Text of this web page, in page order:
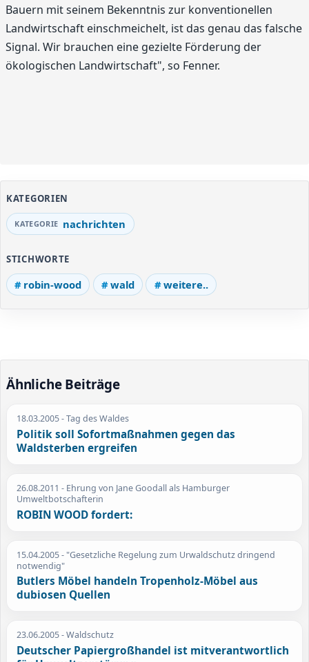
Bauern mit seinem Bekenntnis zur konventi­onellen
Landwirtschaft einschmeichelt, ist das genau das falsche
Signal. Wir brauchen eine gezielte Förderung der
ökologischen Landwirtschaft", so Fenner.
KATEGORIEN
nachrichten
STICHWORTE
robin-wood wald weitere..
Ähnliche Beiträge
18.03.2005- Tag des Waldes
Politik soll Sofortmaßnahmen gegen das
Waldsterben ergreifen
26.08.2011 - Ehrung von Jane Goodall als Hamburger
Umweltbotschafterin
ROBIN WOOD fordert:
15.04.2005- "Gesetzliche Regelung zum Urwaldschutz dringend
notwendig"
Butlers Möbel handeln Tropenholz-Möbel aus
dubiosen Quellen
23.06.2005- Waldschutz
Deutscher Papiergroßhandel ist mitverantwortlich